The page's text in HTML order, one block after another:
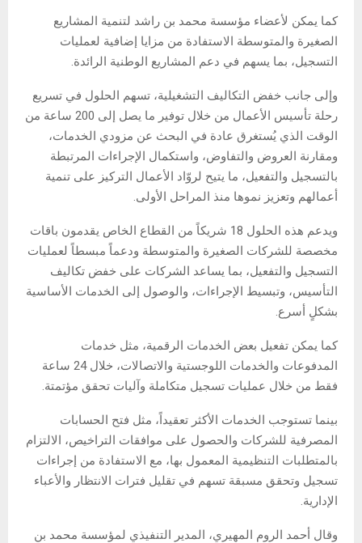
كما يمكن لأعضاء مؤسسة محمد بن راشد لتنمية المشاريع
الصغيرة والمتوسطة الاستفادة من مزايا إضافية لعمليات
التسجيل، بما يسهم في دعم المشاريع الوطنية الرائدة.
وإلى جانب خفض التكاليف التشغيلية، تسهم الحلول في تسريع
رحلة تأسيس الأعمال من خلال توفير ما يصل إلى 200 ساعة من
الوقت الذي يُستغرق عادة في البحث عن مزودي الخدمات،
ومقارنة العروض والتفاوض، واستكمال الإجراءات المرتبطة
بالتسجيل والتفعيل، ما يتيح لروّاد الأعمال التركيز على تنمية
أعمالهم وتعزيز نموها منذ المراحل الأولى.
ويدعم هذه الحلول 18 شريكاً من القطاع الخاص يقدمون باقات
مخصصة للشركات الصغيرة والمتوسطة ودعماً مبسطاً لعمليات
التسجيل والتفعيل، بما يساعد الشركات على خفض تكاليف
التأسيس، وتبسيط الإجراءات، والوصول إلى الخدمات الأساسية
بشكلٍ أسرع.
كما يمكن تفعيل بعض الخدمات الرقمية، مثل خدمات
المدفوعات والخدمات اللوجستية والاتصالات، خلال 24 ساعة
فقط من خلال عمليات تسجيل متكاملة وآليات تحقق مؤتمتة.
بينما تستوجب الخدمات الأكثر تعقيداً، مثل فتح الحسابات
المصرفية للشركات والحصول على موافقات التراخيص، الالتزام
بالمتطلبات التنظيمية المعمول بها، مع الاستفادة من إجراءات
تسجيل وتحقق مسبقة تسهم في تقليل فترات الانتظار والأعباء
الإدارية.
وقال أحمد الروم المهيري، المدير التنفيذي لمؤسسة محمد بن